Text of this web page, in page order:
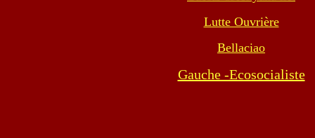
Lutte Ouvrière
Bellaciao
Gauche -Ecosocialiste